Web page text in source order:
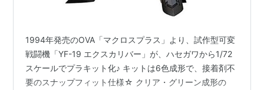
1994年発売のOVA「マクロスプラス」より、試作型可変
戦闘機「YF-19 エクスカリバー」が、ハセガワから1/72
スケールでプラキット化♪ キットは6色成形で、接着剤不
要のスナップフィット仕様☆ クリア・グリーン成形の